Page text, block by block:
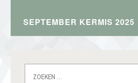
SEPTEMBER KERMIS 2025